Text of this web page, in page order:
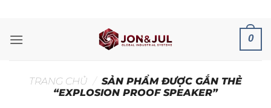
nội
0
TRANG CHỦ / SẢN PHẨM ĐƯỢC GẮN THẺ
“EXPLOSION PROOF SPEAKER”